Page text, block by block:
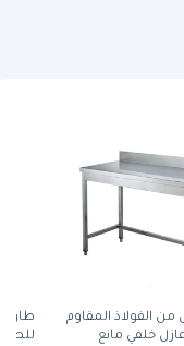
الفولاذ المقاوم
خلفي مانع